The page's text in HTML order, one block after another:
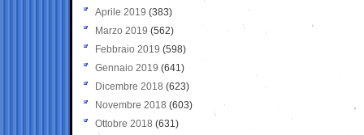
Aprile 2019 (383)
Marzo 2019 (562)
Febbraio 2019 (598)
Gennaio 2019 (641)
Dicembre 2018 (623)
Novembre 2018 (603)
Ottobre 2018 (631)